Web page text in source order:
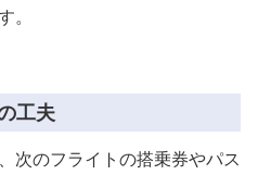
。
工夫
次のフライトの搭乗券やパス